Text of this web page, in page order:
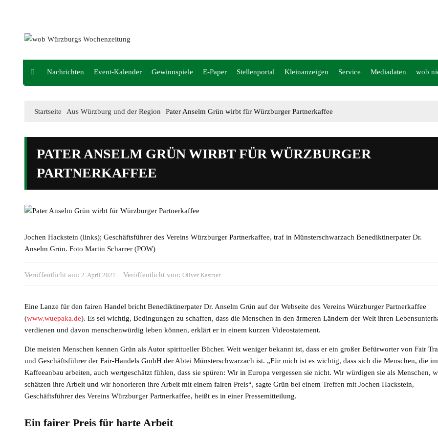
Nachrichten Event-Kalender Gewinnspiele E-Paper Stellenportal Kleinanzeigen Service Mediadaten wob
Startseite Aus Würzburg und der Region Pater Anselm Grün wirbt für Würzburger Partnerkaffee
PATER ANSELM GRÜN WIRBT FÜR WÜRZBURGER
PARTNERKAFFEE
Jochen Hackstein (links); Geschäftsführer des Vereins Würzburger Partnerkaffee, traf in Münsterschwarzach Benediktinerpater Dr.
Anselm Grün. Foto Martin Scharrer (POW)
Veröffentlicht am: 2. April 2021 Veröffentlicht von: Oliver Kastner
Eine Lanze für den fairen Handel bricht Benediktinerpater Dr. Anselm Grün auf der Webseite des Vereins Würzburger Partnerkaffee
(www.wuepaka.de). Es sei wichtig, Bedingungen zu schaffen, dass die Menschen in den ärmeren Ländern der Welt ihren
verdienen und davon menschenwürdig leben können, erklärt er in einem kurzen Videostatement.
Die meisten Menschen kennen Grün als Autor spiritueller Bücher. Weit weniger bekannt ist, dass er ein großer Befürworter von Fair
und Geschäftsführer der Fair-Handels GmbH der Abtei Münsterschwarzach ist. „Für mich ist es wichtig, dass sich die Menschen, die im
Kaffeeanbau arbeiten, auch wertgeschätzt fühlen, dass sie spüren: Wir in Europa vergessen sie nicht. Wir würdigen sie als Menschen,
schätzen ihre Arbeit und wir honorieren ihre Arbeit mit einem fairen Preis“, sagte Grün bei einem Treffen mit Jochen Hackstein,
Geschäftsführer des Vereins Würzburger Partnerkaffee, heißt es in einer Pressemitteilung.
Ein fairer Preis für harte Arbeit